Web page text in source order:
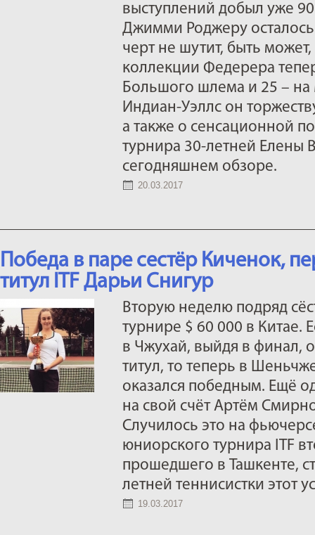
выступлений добыл уже
Джимми Роджеру осталось
черт не шутит, быть
коллекции Федерера
Большого шлема и 25 – на
Индиан-Уэллс он
а также о сенсационной
турнира 30-летней
сегодняшнем обзоре.
20.03.2017
Победа в паре сестёр Киченок,
титул ITF Дарьи Снигур
Вторую неделю подряд
турнире $ 60 000 в Китае.
в Чжухай, выйдя в финал,
титул, то теперь в
оказался победным. Ещё
на свой счёт Артём
Случилось это на
юниорского турнира ITF
прошедшего в Ташкенте,
летней теннисистки этот
19.03.2017